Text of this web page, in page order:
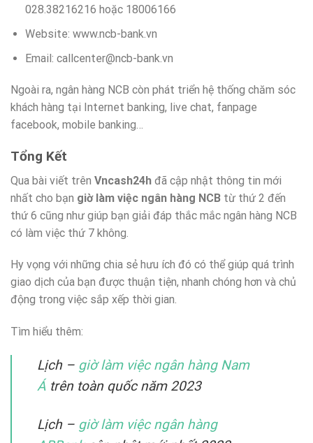
028.38216216 hoặc 18006166
Website: www.ncb-bank.vn
Email: callcenter@ncb-bank.vn
Ngoài ra, ngân hàng NCB còn phát triển hệ thống chăm sóc
khách hàng tại Internet banking, live chat, fanpage
facebook, mobile banking…
Tổng Kết
Qua bài viết trên Vncash24h đã cập nhật thông tin mới
nhất cho bạn giờ làm việc ngân hàng NCB từ thứ 2 đến
thứ 6 cũng như giúp bạn giải đáp thắc mắc ngân hàng NCB
có làm việc thứ 7 không.
Hy vọng với những chia sẻ hưu ích đó có thể giúp quá trình
giao dịch của bạn được thuận tiện, nhanh chóng hơn và chủ
động trong việc sắp xếp thời gian.
Tìm hiểu thêm:
Lịch – giờ làm việc ngân hàng Nam
Á trên toàn quốc năm 2023
Lịch – giờ làm việc ngân hàng